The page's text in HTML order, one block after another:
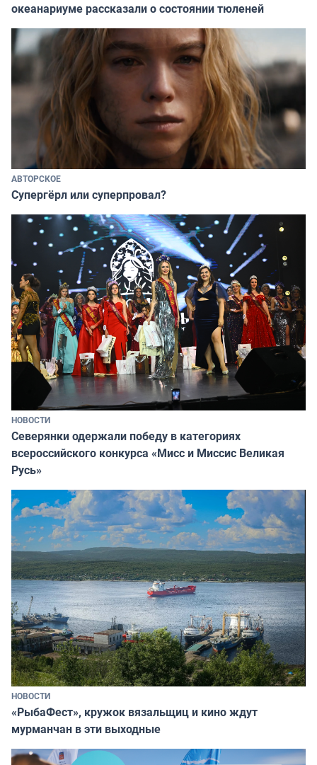
океанариуме рассказали о состоянии тюленей
АВТОРСКОЕ
Супергёрл или суперпровал?
НОВОСТИ
Северянки одержали победу в категориях
всероссийского конкурса «Мисс и Миссис Великая
Русь»
НОВОСТИ
«РыбаФест», кружок вязальщиц и кино ждут
мурманчан в эти выходные